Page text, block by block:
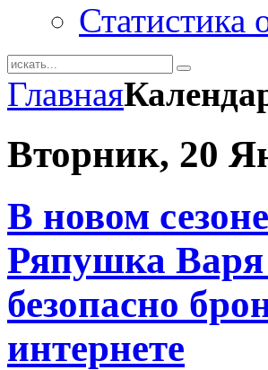
Статистика
Главная
Вторник, 20
В новом
Ряпушка
безопасно
интернете